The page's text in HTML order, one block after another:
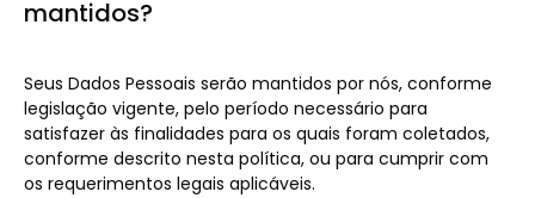
mantidos?
Seus Dados Pessoais serão mantidos por nós, conforme
legislação vigente, pelo período necessário para
satisfazer às finalidades para os quais foram coletados,
conforme descrito nesta política, ou para cumprir com
os requerimentos legais aplicáveis.